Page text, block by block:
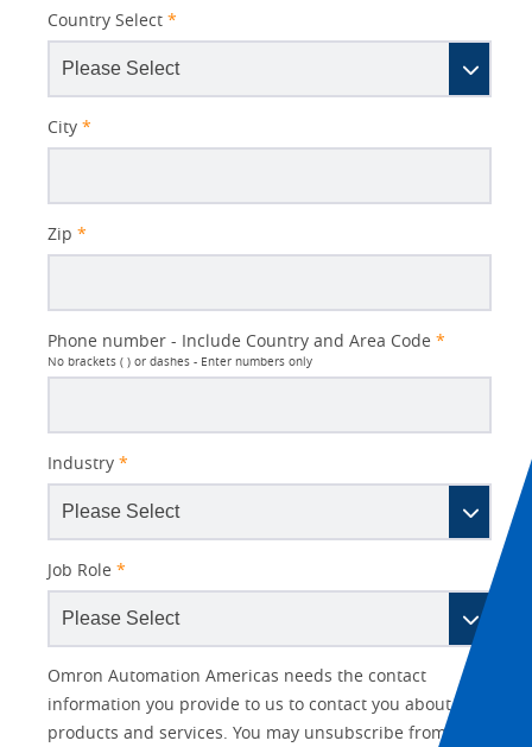
Country Select *
City *
Zip *
Phone number - Include Country and Area Code *
No brackets ( ) or dashes - Enter numbers only
Industry *
Job Role *
Other
Lead
Source
Lead
Source
Detail
Status
Opt-in
Marketing
No
I
am
an
Your
Role
Product Family
Interest
Automation
Solutions Interest
IO Link
Omron Automation Americas needs the contact
information you provide to us to contact you about our
products and services. You may unsubscribe from